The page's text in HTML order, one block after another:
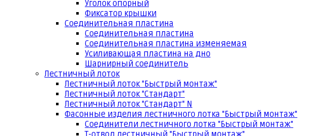
Уголок опорный
Фиксатор крышки
Соединительная пластина
Соединительная пластина
Соединительная пластина изменяемая
Усиливающая пластина на дно
Шарнирный соединитель
Лестничный лоток
Лестничный лоток "Быстрый монтаж"
Лестничный лоток "Стандарт"
Лестничный лоток "Стандарт" N
Фасонные изделия лестничного лотка "Быстрый монтаж"
Соединители лестничного лотка "Быстрый монтаж"